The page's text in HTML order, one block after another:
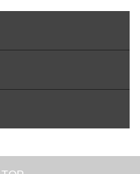
成分を使った製品は頭皮
なく、リスクが少ないた
い。